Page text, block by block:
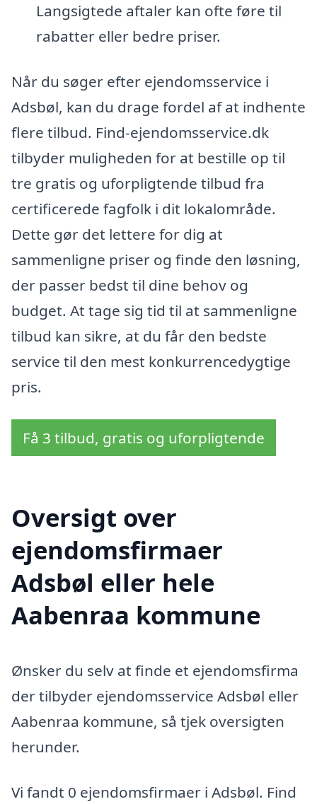
Langsigtede aftaler kan ofte føre til
rabatter eller bedre priser.
Når du søger efter ejendomsservice i
Adsbøl, kan du drage fordel af at indhente
flere tilbud. Find-ejendomsservice.dk
tilbyder muligheden for at bestille op til
tre gratis og uforpligtende tilbud fra
certificerede fagfolk i dit lokalområde.
Dette gør det lettere for dig at
sammenligne priser og finde den løsning,
der passer bedst til dine behov og
budget. At tage sig tid til at sammenligne
tilbud kan sikre, at du får den bedste
service til den mest konkurrencedygtige
pris.
Få 3 tilbud, gratis og uforpligtende
Oversigt over
ejendomsfirmaer
Adsbøl eller hele
Aabenraa kommune
Ønsker du selv at finde et ejendomsfirma
der tilbyder ejendomsservice Adsbøl eller
Aabenraa kommune, så tjek oversigten
herunder.
Vi fandt 0 ejendomsfirmaer i Adsbøl. Find